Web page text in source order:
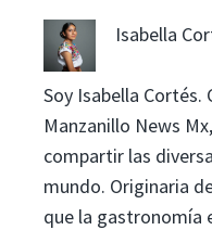
Isabella
Soy Isabella
Manzanillo News
compartir las
mundo. Originaria
que la gastronomía